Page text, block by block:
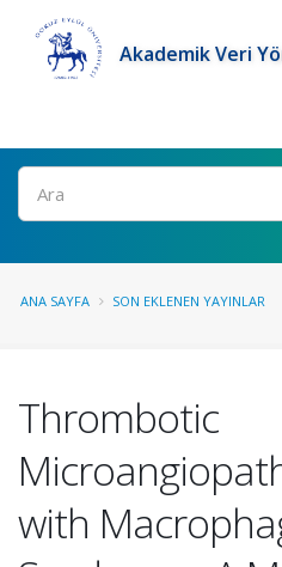
Akademik Veri
Ara
ANA SAYFA SON EKLENEN YAYINLAR
Thrombotic
with